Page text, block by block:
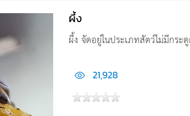
ผึ้ง
ผึ้ง จัดอยู่ในประเภทสัตว์ไม่มีกร
21,928